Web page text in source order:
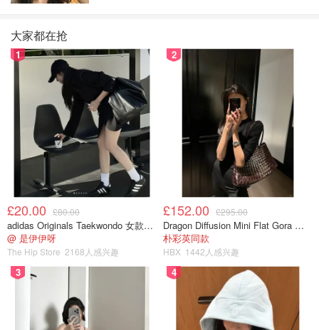
大家都在抢
1
£20.00 £80.00
adidas Originals Taekwondo 女款黑色运动鞋
@ 是伊伊呀
The Hip Store 2168人感兴趣
2
£152.00 £295.00
Dragon Diffusion Mini Flat Gora 深棕色手提包
朴彩英同款
HBX 1442人感兴趣
3 4